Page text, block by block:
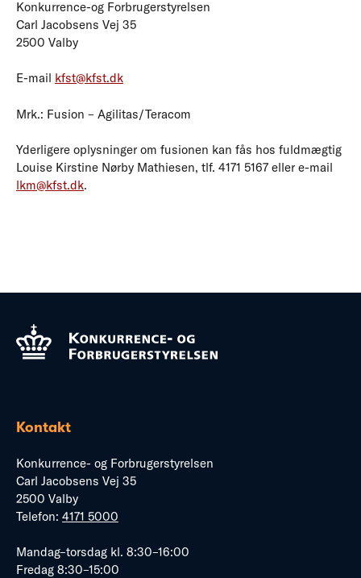
Konkurrence-og Forbrugerstyrelsen
Carl Jacobsens Vej 35
2500 Valby
E-mail kfst@kfst.dk
Mrk.: Fusion – Agilitas/Teracom
Yderligere oplysninger om fusionen kan fås hos fuldmægtig
Louise Kirstine Nørby Mathiesen, tlf. 4171 5167 eller e-mail
lkm@kfst.dk.
Kontakt
Konkurrence- og Forbrugerstyrelsen
Carl Jacobsens Vej 35
2500 Valby
Telefon: 4171 5000
Mandag–torsdag kl. 8:30–16:00
Fredag 8:30–15:00